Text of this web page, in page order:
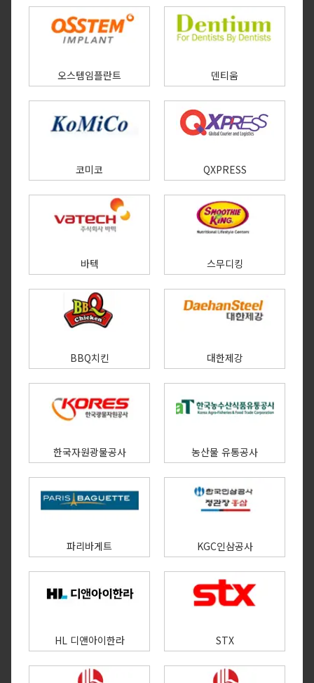
오스템임플란트 덴티움
코미코 QXPRESS
바텍 스무디킹
BBQ치킨 대한제강
한국자원광물공사 농산물 유통공사
파리바게트 KGC인삼공사
HL 디앤아이한라 STX